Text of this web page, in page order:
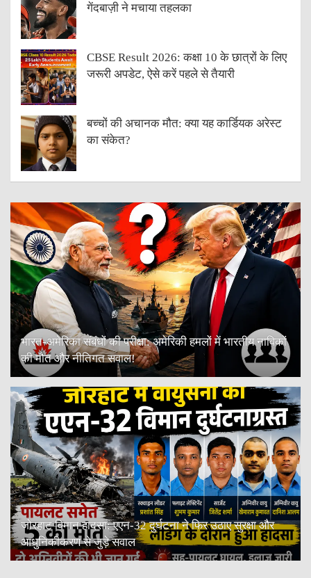
गेंदबाज़ी ने मचाया तहलका
CBSE Result 2026: कक्षा 10 के छात्रों के लिए
जरूरी अपडेट, ऐसे करें पहले से तैयारी
बच्चों की अचानक मौत: क्या यह कार्डियक अरेस्ट
का संकेत?
भारत-अमेरिका संबंधों की परीक्षा: अमेरिकी हमलों में भारतीय नाविकों
की मौत और नीतिगत सवाल!
जोरहाट विमान हादसा: एएन-32 दुर्घटना ने फिर उठाए सुरक्षा और
आधुनिकीकरण से जुड़े सवाल